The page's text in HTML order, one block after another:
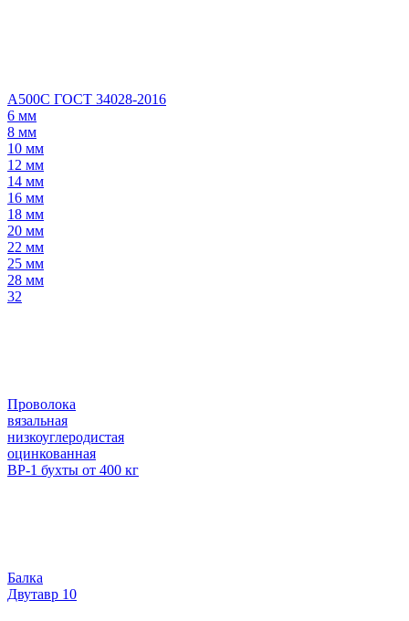
А500С ГОСТ 34028-2016
6 мм
8 мм
10 мм
12 мм
14 мм
16 мм
18 мм
20 мм
22 мм
25 мм
28 мм
32
Проволока
вязальная
низкоуглеродистая
оцинкованная
ВР-1 бухты от 400 кг
Балка
Двутавр 10